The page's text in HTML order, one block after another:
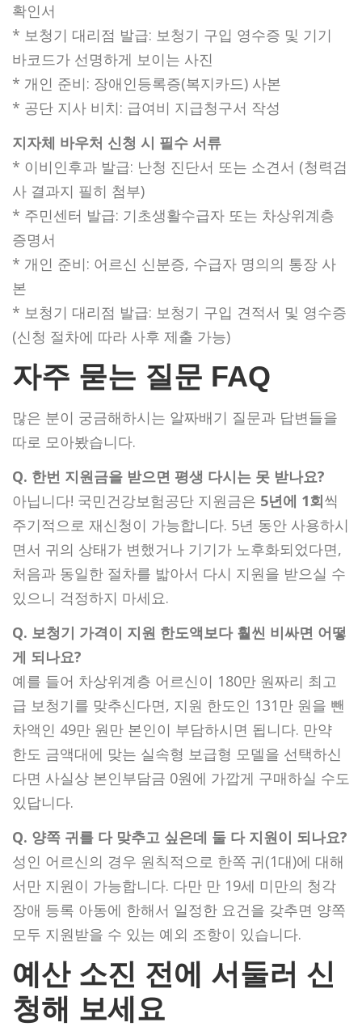
확인서
* 보청기 대리점 발급: 보청기 구입 영수증 및 기기
바코드가 선명하게 보이는 사진
* 개인 준비: 장애인등록증(복지카드) 사본
* 공단 지사 비치: 급여비 지급청구서 작성
지자체 바우처 신청 시 필수 서류
* 이비인후과 발급: 난청 진단서 또는 소견서 (청력검
사 결과지 필히 첨부)
* 주민센터 발급: 기초생활수급자 또는 차상위계층
증명서
* 개인 준비: 어르신 신분증, 수급자 명의의 통장 사
본
* 보청기 대리점 발급: 보청기 구입 견적서 및 영수증
(신청 절차에 따라 사후 제출 가능)
자주 묻는 질문 FAQ
많은 분이 궁금해하시는 알짜배기 질문과 답변들을
따로 모아봤습니다.
Q. 한번 지원금을 받으면 평생 다시는 못 받나요?
아닙니다! 국민건강보험공단 지원금은 5년에 1회씩
주기적으로 재신청이 가능합니다. 5년 동안 사용하시
면서 귀의 상태가 변했거나 기기가 노후화되었다면,
처음과 동일한 절차를 밟아서 다시 지원을 받으실 수
있으니 걱정하지 마세요.
Q. 보청기 가격이 지원 한도액보다 훨씬 비싸면 어떻
게 되나요?
예를 들어 차상위계층 어르신이 180만 원짜리 최고
급 보청기를 맞추신다면, 지원 한도인 131만 원을 뺀
차액인 49만 원만 본인이 부담하시면 됩니다. 만약
한도 금액대에 맞는 실속형 보급형 모델을 선택하신
다면 사실상 본인부담금 0원에 가깝게 구매하실 수도
있답니다.
Q. 양쪽 귀를 다 맞추고 싶은데 둘 다 지원이 되나요?
성인 어르신의 경우 원칙적으로 한쪽 귀(1대)에 대해
서만 지원이 가능합니다. 다만 만 19세 미만의 청각
장애 등록 아동에 한해서 일정한 요건을 갖추면 양쪽
모두 지원받을 수 있는 예외 조항이 있습니다.
예산 소진 전에 서둘러 신
청해 보세요